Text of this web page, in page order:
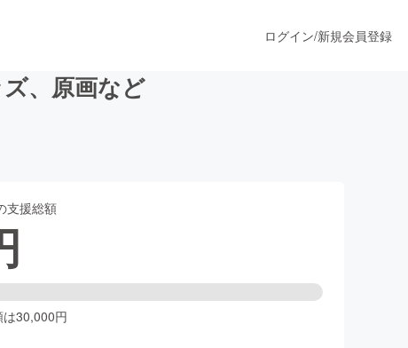
ログイン/新規会員登録
、原画など
支援総額
は30,000円